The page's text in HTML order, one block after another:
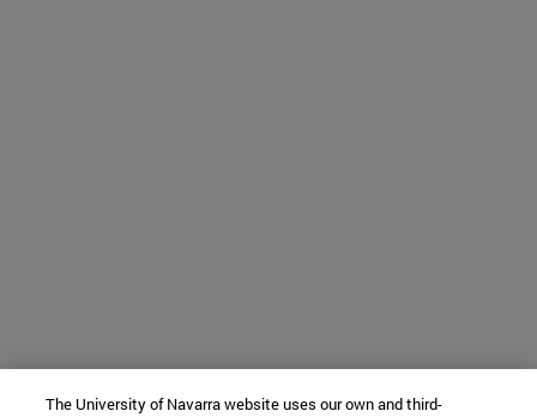
The University of Navarra website uses our own and third-